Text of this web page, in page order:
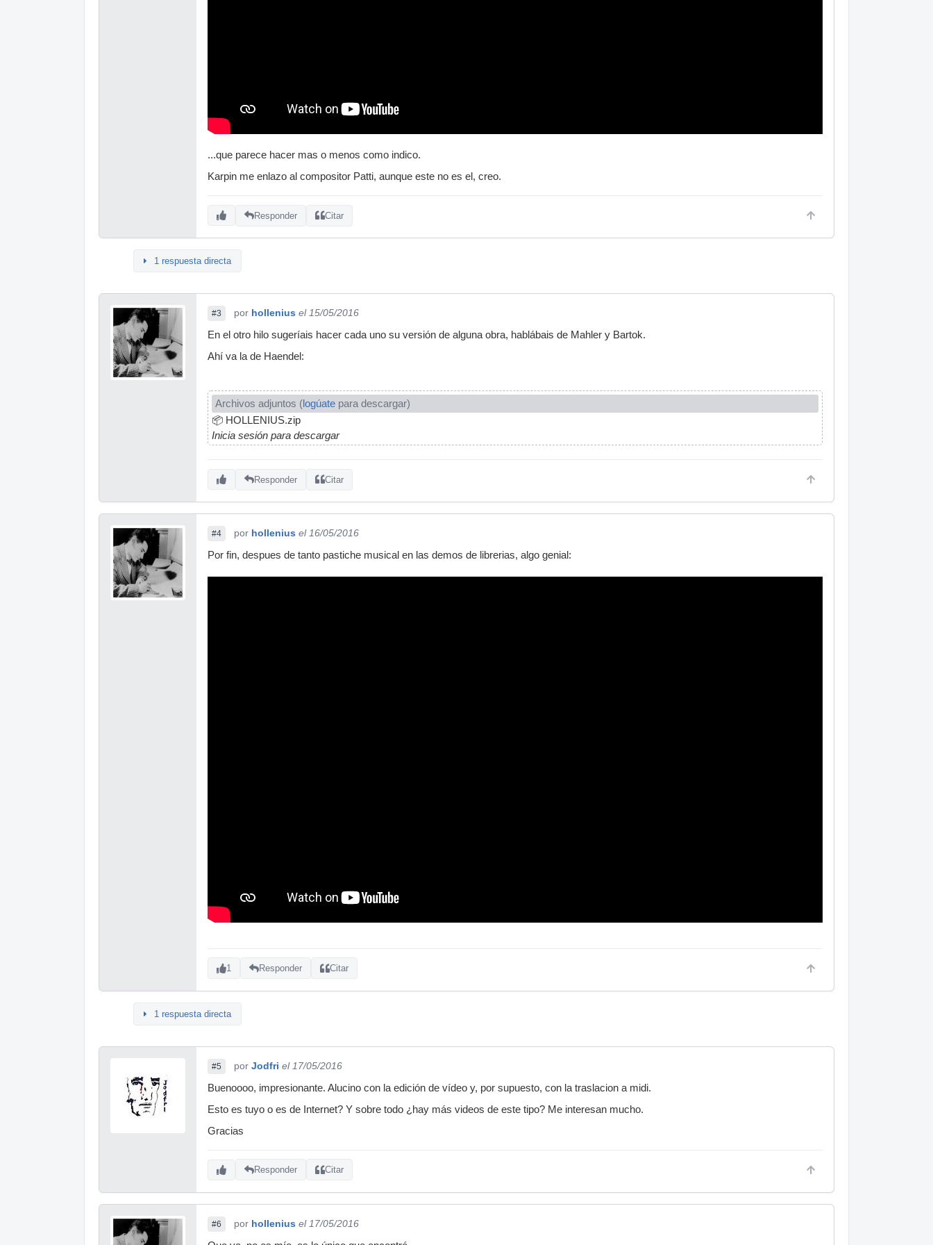
...que parece hacer mas o menos como indico.
Karpin me enlazo al compositor Patti, aunque este no es el, creo.
Responder Citar
1 respuesta directa
#3 por hollenius el 15/05/2016
En el otro hilo sugeríais hacer cada uno su versión de alguna obra, hablábais de Mahler y Bartok.
Ahí va la de Haendel:
Archivos adjuntos (logúate para descargar)
📦 HOLLENIUS.zip
Inicia sesión para descargar
Responder Citar
#4 por hollenius el 16/05/2016
Por fin, despues de tanto pastiche musical en las demos de librerias, algo genial:
1 Responder Citar
1 respuesta directa
#5 por Jodfri el 17/05/2016
Buenoooo, impresionante. Alucino con la edición de vídeo y, por supuesto, con la traslacion a midi.
Esto es tuyo o es de Internet? Y sobre todo ¿hay más videos de este tipo? Me interesan mucho.
Gracias
Responder Citar
#6 por hollenius el 17/05/2016